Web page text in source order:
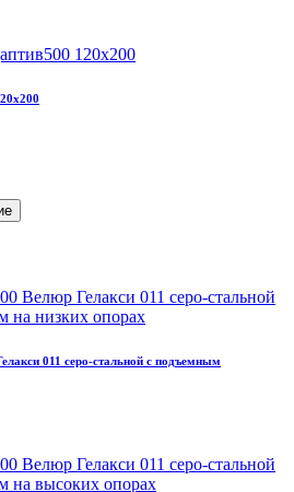
011 серо-стальной с подъемным